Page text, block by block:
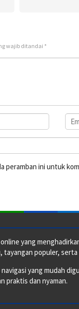
wajib ditandai *
peramban ini untuk
yang
populer,
yang mudah
praktis dan nyaman.